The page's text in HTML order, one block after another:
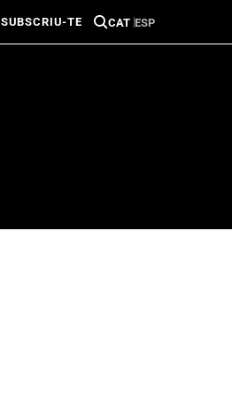
SUBSCRIU-TE CAT ESP